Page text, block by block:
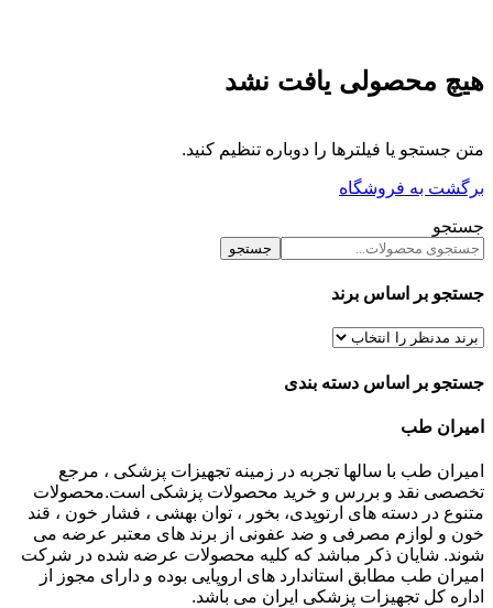
هیچ محصولی یافت نشد
متن جستجو یا فیلترها را دوباره تنظیم کنید.
برگشت به فروشگاه
جستجو
جستجو
جستجو بر اساس برند
جستجو بر اساس دسته بندی
امیران طب
امیران طب با سالها تجربه در زمینه تجهیزات پزشکی ، مرجع
تخصصی نقد و بررس و خرید محصولات پزشکی است.محصولات
متنوع در دسته های ارتوپدی، بخور ، توان بهشی ، فشار خون ، قند
خون و لوازم مصرفی و ضد عفونی از برند های معتبر عرضه می
شوند. شایان ذکر مباشد که کلیه محصولات عرضه شده در شرکت
امیران طب مطابق استاندارد های اروپایی بوده و دارای مجوز از
اداره کل تجهیزات پزشکی ایران می باشد.